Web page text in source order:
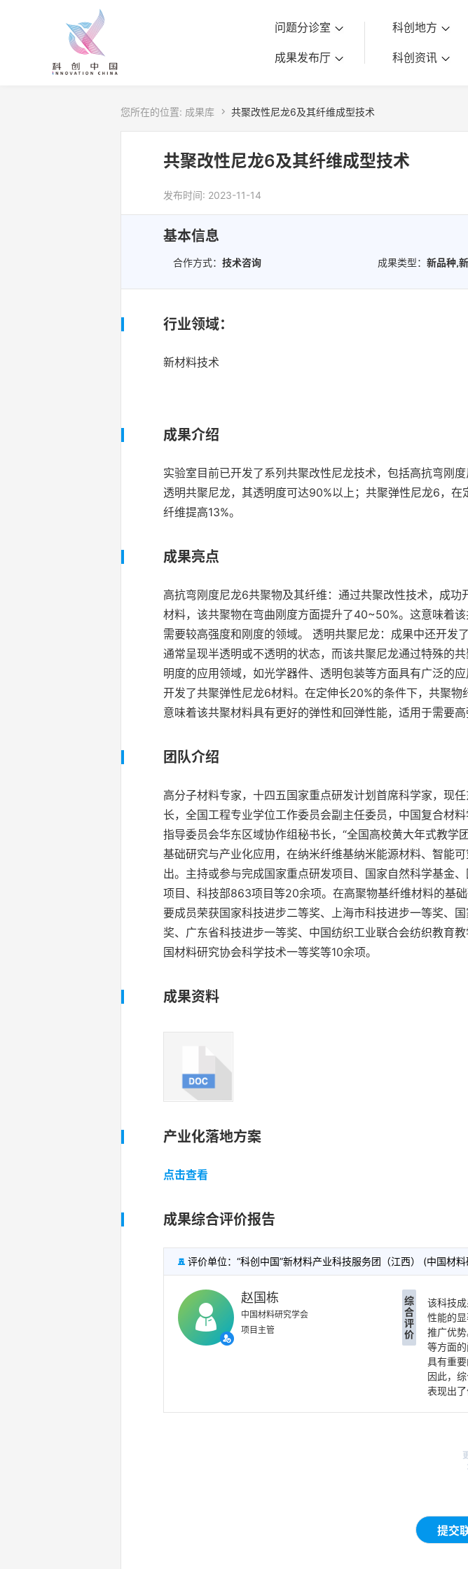
问题分诊室
成果发布厅
科创地方
科创资讯
您所在的位置: 成果库  共聚改性尼龙6及其纤维成型技术
共聚改性尼龙6及其纤维成型技术
发布时间: 2023-11-14
基本信息
合作方式： 技术咨询 成果类型：新品种,
行业领域：
新材料技术
成果介绍
实验室目前已开发了系列共聚改性尼龙技术，包括高抗弯刚
透明共聚尼龙，其透明度可达90%以上；共聚弹性尼龙6，
纤维提高13%。
成果亮点
高抗弯刚度尼龙6共聚物及其纤维：通过共聚改性技术，成
材料，该共聚物在弯曲刚度方面提升了40~50%。这意味着
需要较高强度和刚度的领域。 透明共聚尼龙：成果中还开
通常呈现半透明或不透明的状态，而该共聚尼龙通过特殊的
明度的应用领域，如光学器件、透明包装等方面具有广泛的
开发了共聚弹性尼龙6材料。在定伸长20%的条件下，共聚
意味着该共聚材料具有更好的弹性和回弹性能，适用于需要
团队介绍
高分子材料专家，十四五国家重点研发计划首席科学家，现
长，全国工程专业学位工作委员会副主任委员，中国复合材
指导委员会华东区域协作组秘书长，“全国高校黄大年式教
基础研究与产业化应用，在纳米纤维基纳米能源材料、智能
出。主持或参与完成国家重点研发项目、国家自然科学基金
项目、科技部863项目等20余项。在高聚物基纤维材料的基
要成员荣获国家科技进步二等奖、上海市科技进步一等奖、
奖、广东省科技进步一等奖、中国纺织工业联合会纺织教育
国材料研究协会科学技术一等奖等10余项。
成果资料
产业化落地方案
点击查看
成果综合评价报告
 评价单位：“科创中国”新材料产业科技服务团（江西） (中国材
赵国栋
中国材料研究学会
项目主管
综
合
评
价
该科技
性能的
推广优
等方面
具有重
因此，
表现出
提交